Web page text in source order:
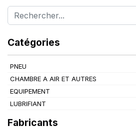
Catégories
PNEU
CHAMBRE A AIR ET AUTRES
EQUIPEMENT
LUBRIFIANT
Fabricants